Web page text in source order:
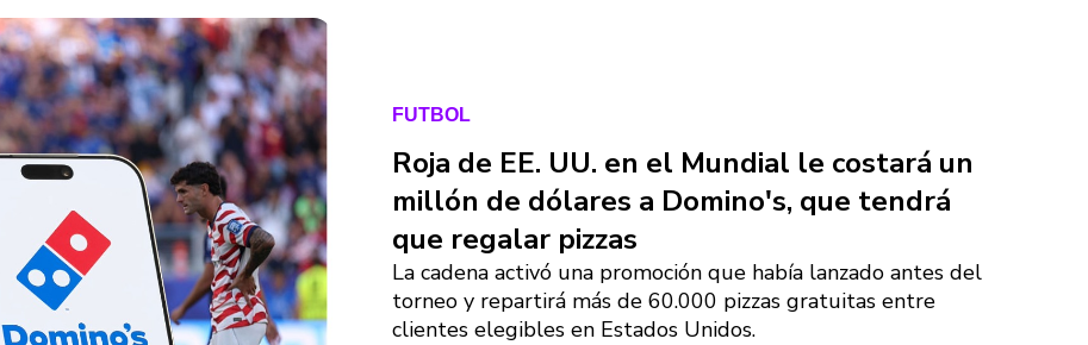
FUTBOL
Roja de EE. UU. en el Mundial le costará un
millón de dólares a Domino's, que tendrá
que regalar pizzas
La cadena activó una promoción que había lanzado antes del
torneo y repartirá más de 60.000 pizzas gratuitas entre
clientes elegibles en Estados Unidos.